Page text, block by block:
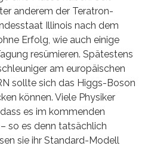
anderem der Teratron-
Illinois nach dem
Erfolg, wie auch einige
resümieren. Spätestens
am europäischen
sollte sich das Higgs-Boson
können. Viele Physiker
es im kommenden
so es denn tatsächlich
sie ihr Standard-Modell